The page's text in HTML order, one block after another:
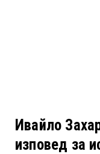
Ивайло
изповед за